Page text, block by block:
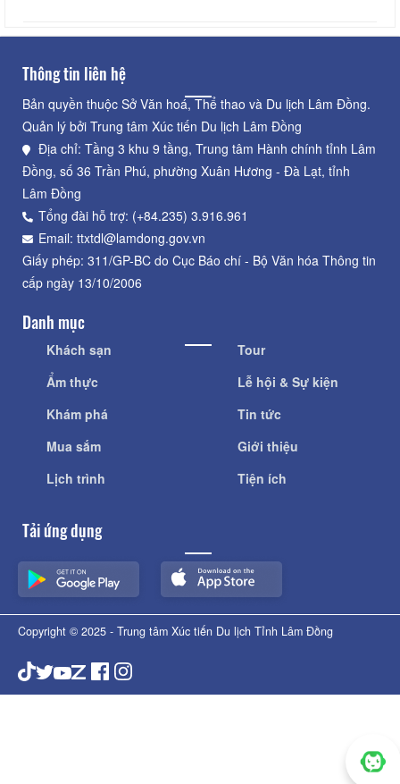
Thông tin liên hệ
Bản quyền thuộc Sở Văn hoá, Thể thao và Du lịch Lâm Đồng.
Quản lý bởi Trung tâm Xúc tiến Du lịch Lâm Đồng
Địa chỉ: Tầng 3 khu 9 tầng, Trung tâm Hành chính tỉnh Lâm
Đồng, số 36 Trần Phú, phường Xuân Hương - Đà Lạt, tỉnh
Lâm Đồng
Tổng đài hỗ trợ: (+84.235) 3.916.961
Email: ttxtdl@lamdong.gov.vn
Giấy phép: 311/GP-BC do Cục Báo chí - Bộ Văn hóa Thông tin
cấp ngày 13/10/2006
Danh mục
Khách sạn
Ẩm thực
Khám phá
Mua sắm
Lịch trình
Tour
Lễ hội & Sự kiện
Tin tức
Giới thiệu
Tiện ích
Tải ứng dụng
Copyright © 2025 - Trung tâm Xúc tiến Du lịch Tỉnh Lâm Đồng